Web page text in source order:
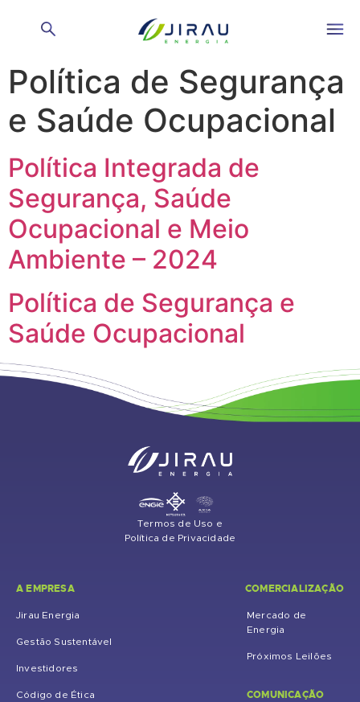
Categorias de PDF:
Política de Segurança
e Saúde Ocupacional
Política Integrada de
Segurança, Saúde
Ocupacional e Meio
Ambiente – 2024
Política de Segurança e
Saúde Ocupacional
Termos de Uso e
Política de Privacidade
A EMPRESA
Jirau Energia
Gestão Sustentável
Investidores
Código de Ética
COMERCIALIZAÇÃO
Mercado de
Energia
Próximos Leilões
COMUNICAÇÃO